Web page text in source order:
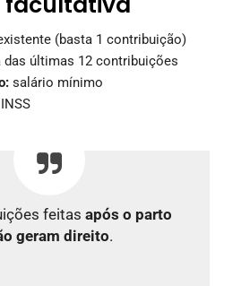
(basta 1 contribuição)
das últimas 12 contribuições
salário mínimo
INSS
feitas após o parto
geram direito.